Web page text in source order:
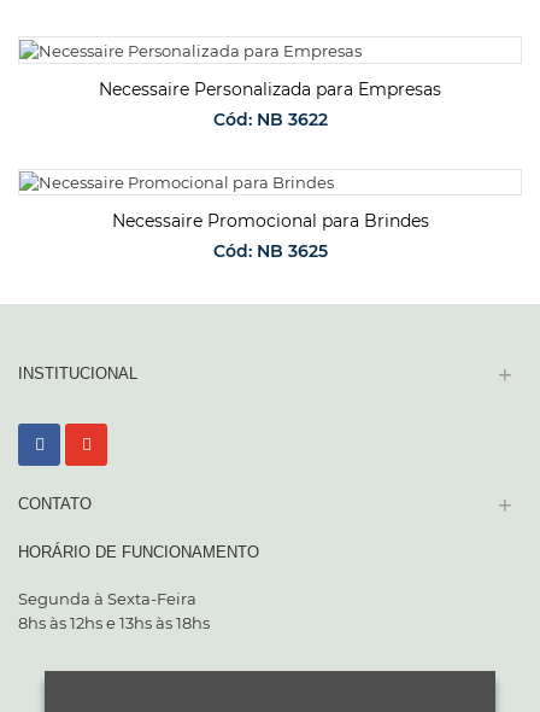
SOLICITAR ORÇAMENTO
Necessaire Personalizada para Empresas
Cód: NB 3622
SOLICITAR ORÇAMENTO
Necessaire Promocional para Brindes
Cód: NB 3625
INSTITUCIONAL +
CONTATO +
HORÁRIO DE FUNCIONAMENTO
Segunda à Sexta-Feira
8hs às 12hs e 13hs às 18hs